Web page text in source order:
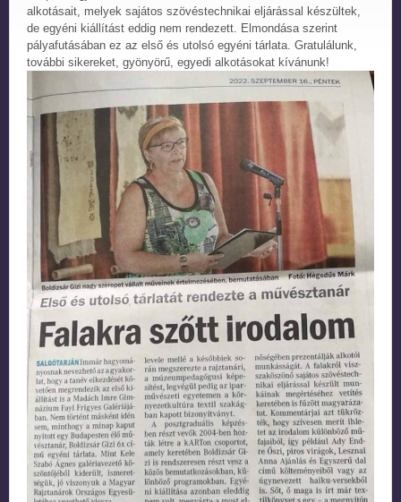
alkotásait, melyek sajátos szövéstechnikai eljárással készültek,
de egyéni kiállítást eddig nem rendezett. Elmondása szerint
pályafutásában ez az első és utolsó egyéni tárlata. Gratulálunk,
további sikereket, gyönyörű, egyedi alkotásokat kívánunk!